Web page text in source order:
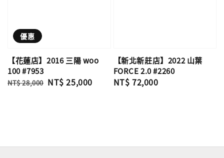
優惠
【花蓮店】2016 三陽 woo
100 #7953
Regular
NT$ 28,000 Sale
NT$ 25,000
【新北新莊店】2022 山葉
FORCE 2.0 #2260
Regular
NT$ 72,000